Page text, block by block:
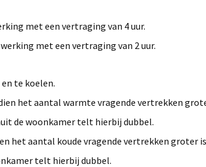
met een vertraging van 4 uur.
met een vertraging van 2 uur.
te koelen.
het aantal warmte vragende vertrekken
de woonkamer telt hierbij dubbel.
het aantal koude vragende vertrekken groter
telt hierbij dubbel.